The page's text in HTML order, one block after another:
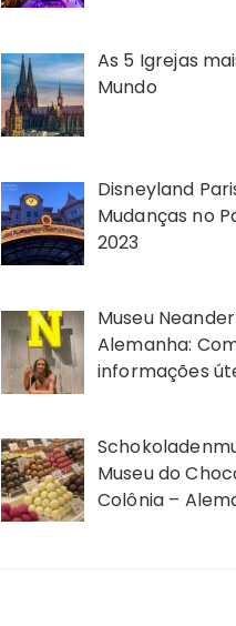
As 5 Igrejas
Mundo
Disneyland
Mudanças no
2023
Museu
Alemanha:
informações
Museu do
Colônia –